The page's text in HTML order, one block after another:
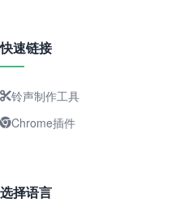
快速链接
铃声制作工具
Chrome插件
选择语言